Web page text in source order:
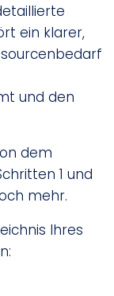
ein klarer,
und den
dem
1 und
mehr.
Ihres